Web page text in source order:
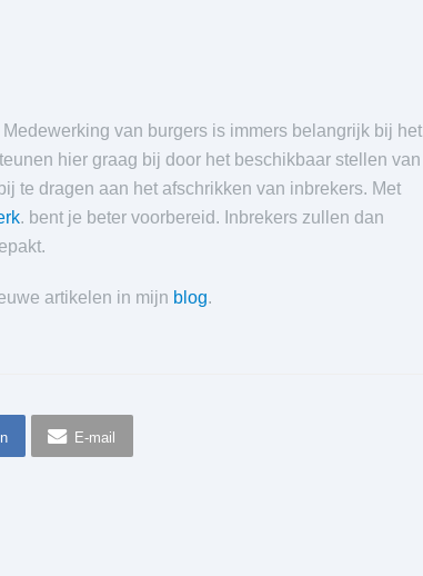
van burgers is immers belangrijk bij het
hier graag bij door het beschikbaar stellen van
te dragen aan het afschrikken van inbrekers. Met
. bent je beter voorbereid. Inbrekers zullen dan
artikelen in mijn blog.
E-mail